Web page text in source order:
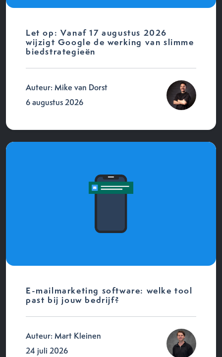
Let op: Vanaf 17 augustus 2026
wijzigt Google de werking van slimme
biedstrategieën
Auteur: Mike van Dorst
6 augustus 2026
E-mailmarketing software: welke tool
past bij jouw bedrijf?
Auteur: Mart Kleinen
24 juli 2026